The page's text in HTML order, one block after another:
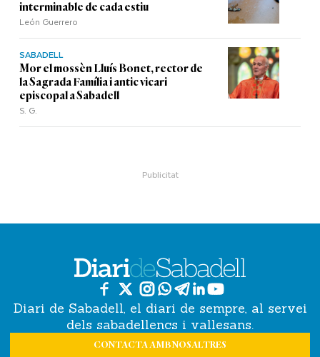
interminable de cada estiu
León Guerrero
SABADELL
Mor el mossèn Lluís Bonet, rector de
la Sagrada Família i antic vicari
episcopal a Sabadell
S. G.
Diari de Sabadell, el diari de sempre, al servei
dels sabadellencs i vallesans.
CONTACTA AMB NOSALTRES